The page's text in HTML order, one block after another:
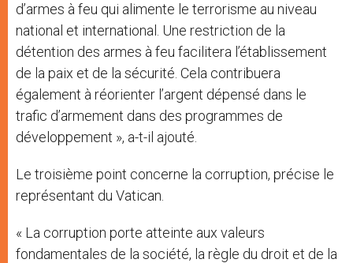
d’armes à feu qui alimente le terrorisme au niveau
national et international. Une restriction de la
détention des armes à feu facilitera l’établissement
de la paix et de la sécurité. Cela contribuera
également à réorienter l’argent dépensé dans le
trafic d’armement dans des programmes de
développement », a-t-il ajouté.
Le troisième point concerne la corruption, précise le
représentant du Vatican.
« La corruption porte atteinte aux valeurs
fondamentales de la société, la règle du droit et de la